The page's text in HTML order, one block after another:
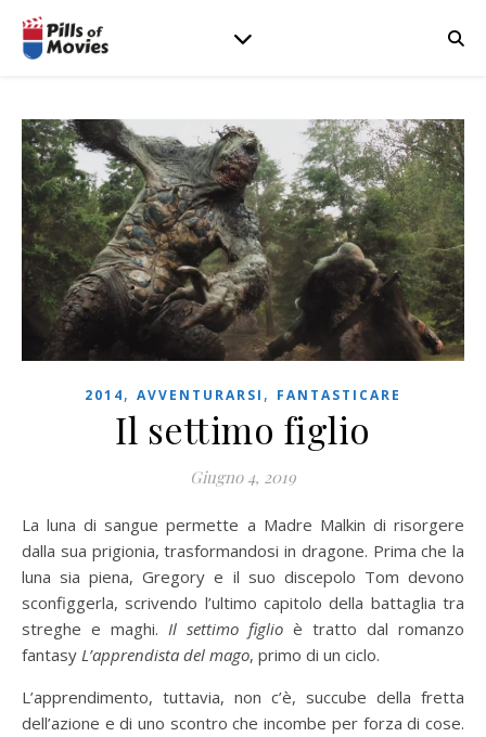
2014, AVVENTURARSI , FANTASTICARE
Il settimo figlio
Giugno 4, 2019
La luna di sangue permette a Madre Malkin di risorgere
dalla sua prigionia, trasformandosi in dragone. Prima che la
luna sia piena, Gregory e il suo discepolo Tom devono
sconfiggerla, scrivendo l’ultimo capitolo della battaglia tra
streghe e maghi. Il settimo figlio è tratto dal romanzo
fantasy L’apprendista del mago, primo di un ciclo.
L’apprendimento, tuttavia, non c’è, succube della fretta
dell’azione e di uno scontro che incombe per forza di cose.